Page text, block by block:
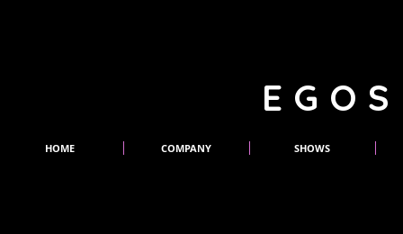
HOME COMPANY SHOWS